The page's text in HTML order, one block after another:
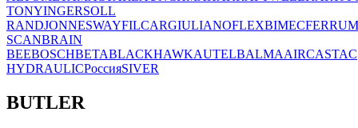
TONYINGERSOLL
RANDJONNESWAYFILCARGIULIANOFLEXBIMECFERRUM
SCANBRAIN
BEEBOSCHBETABLACKHAWKAUTELBALMAAIRCASTAC
HYDRAULICРоссияSIVER
BUTLER